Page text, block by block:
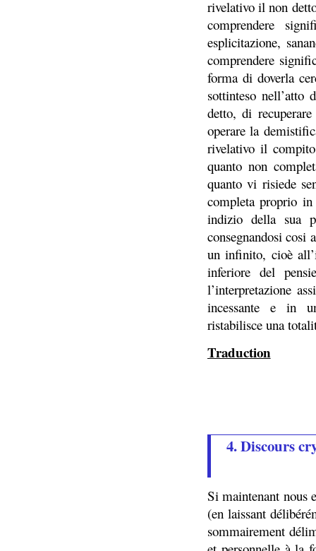
rivelativo il non
comprendere
esplicitazione,
comprendere
forma di doverla
sottinteso nell’atto
detto, di
operare la
rivelativo il
quanto non
quanto vi risiede
completa proprio
indizio della sua
consegnandosi cosi
un infinito, cioè
inferiore del
l’interpretazione
incessante e in
ristabilisce una
Traduction
4. Discours
Si maintenant nous
(en laissant
sommairement